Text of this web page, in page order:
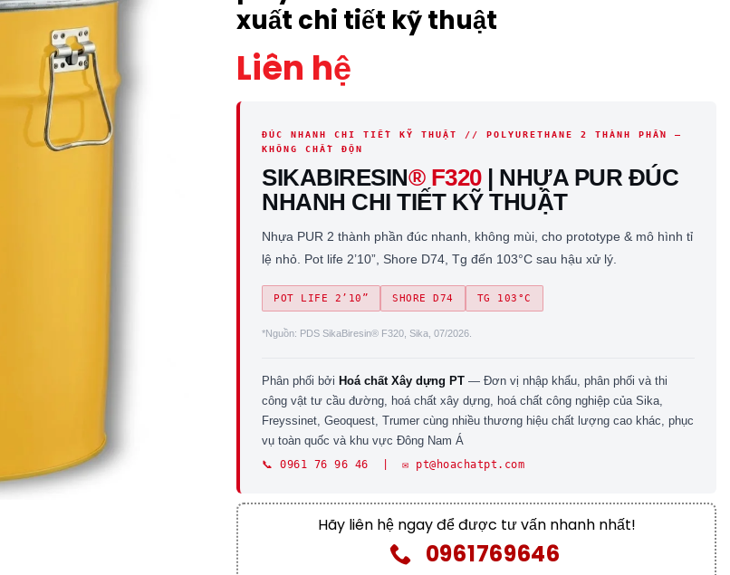
xuất chi tiết kỹ thuật
Liên hệ
ĐÚC NHANH CHI TIẾT KỸ THUẬT // POLYURETHANE 2 THÀNH PHẦN —
KHÔNG CHẤT ĐỘN
SIKABIRESIN® F320| NHỰA PUR ĐÚC
NHANH CHI TIẾT KỸ THUẬT
Nhựa PUR 2 thành phần đúc nhanh, không mùi, cho prototype & mô hình tỉ
lệ nhỏ. Pot life 2’10”, Shore D74, Tg đến 103°C sau hậu xử lý.
POT LIFE 2’10” SHORE D74 TG 103°C
*Nguồn: PDS SikaBiresin® F320, Sika, 07/2026.
Phân phối bởi Hoá chất Xây dựng PT — Đơn vị nhập khẩu, phân phối và thi
công vật tư cầu đường, hoá chất xây dựng, hoá chất công nghiệp của Sika,
Freyssinet, Geoquest, Trumer cùng nhiều thương hiệu chất lượng cao khác, phục
vụ toàn quốc và khu vực Đông Nam Á
📞 0961 76 96 46 | ✉️ pt@hoachatpt.com
Hãy liên hệ ngay để được tư vấn nhanh nhất!
0961769646